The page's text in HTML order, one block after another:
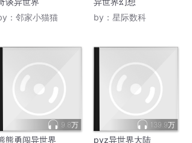
： 邻家小猫猫
by： 星际数科
9.8万
熊勇闯异世界
139.9万
pvz异世界大陆